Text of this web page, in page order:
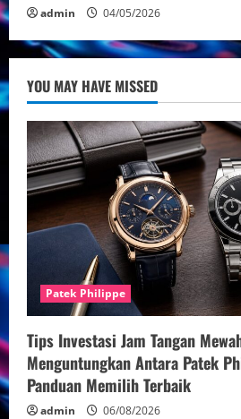
admin 04/05/2026
YOU MAY HAVE MISSED
Patek Philippe
Tips Investasi Jam Tangan
Menguntungkan Antara Patek
Panduan Memilih Terbaik
admin 06/08/2026